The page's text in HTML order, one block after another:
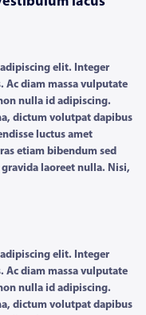
elit. Integer
Ac diam massa vulputate
nulla id adipiscing.
dictum volutpat dapibus
luctus amet
etiam bibendum sed
laoreet nulla. Nisi,
elit. Integer
Ac diam massa vulputate
nulla id adipiscing.
dictum volutpat dapibus